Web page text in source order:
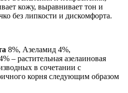
кожу, выравнивает тон и
без липкости и дискомфорта.
8%, Азеламид 4%,
– растительная азелаиновая
в сочетании с
корня следующим образом